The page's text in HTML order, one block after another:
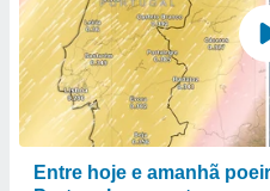
Entre hoje e amanhã